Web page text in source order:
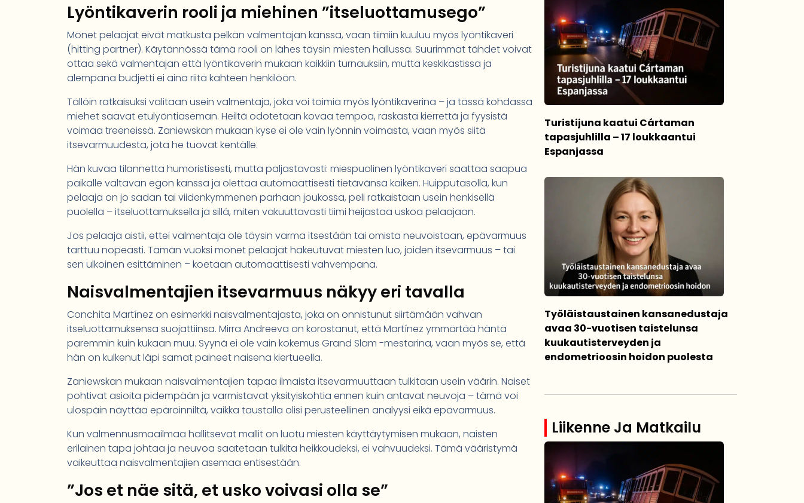
Lyöntikaverin rooli ja miehinen ”itseluottamusego”
Monet pelaajat eivät matkusta pelkän valmentajan kanssa, vaan tiimiin kuuluu myös lyöntikaveri
(hitting partner). Käytännössä tämä rooli on lähes täysin miesten hallussa. Suurimmat tähdet voivat
ottaa sekä valmentajan että lyöntikaverin mukaan kaikkiin turnauksiin, mutta keskikastissa ja
alempana budjetti ei aina riitä kahteen henkilöön.
Tällöin ratkaisuksi valitaan usein valmentaja, joka voi toimia myös lyöntikaverina – ja tässä kohdassa
miehet saavat etulyöntiaseman. Heiltä odotetaan kovaa tempoa, raskasta kierrettä ja fyysistä
voimaa treeneissä. Zaniewskan mukaan kyse ei ole vain lyönnin voimasta, vaan myös siitä
itsevarmuudesta, jota he tuovat kentälle.
Hän kuvaa tilannetta humoristisesti, mutta paljastavasti: miespuolinen lyöntikaveri saattaa saapua
paikalle valtavan egon kanssa ja olettaa automaattisesti tietävänsä kaiken. Huipputasolla, kun
pelaaja on jo sadan tai viidenkymmenen parhaan joukossa, peli ratkaistaan usein henkisellä
puolella – itseluottamuksella ja sillä, miten vakuuttavasti tiimi heijastaa uskoa pelaajaan.
Jos pelaaja aistii, ettei valmentaja ole täysin varma itsestään tai omista neuvoistaan, epävarmuus
tarttuu nopeasti. Tämän vuoksi monet pelaajat hakeutuvat miesten luo, joiden itsevarmuus – tai
sen ulkoinen esittäminen – koetaan automaattisesti vahvempana.
Naisvalmentajien itsevarmuus näkyy eri tavalla
Conchita Martínez on esimerkki naisvalmentajasta, joka on onnistunut siirtämään vahvan
itseluottamuksensa suojattiinsa. Mirra Andreeva on korostanut, että Martínez ymmärtää häntä
paremmin kuin kukaan muu. Syynä ei ole vain kokemus Grand Slam -mestarina, vaan myös se, että
hän on kulkenut läpi samat paineet naisena kiertueella.
Zaniewskan mukaan naisvalmentajien tapaa ilmaista itsevarmuuttaan tulkitaan usein väärin. Naiset
pohtivat asioita pidempään ja varmistavat yksityiskohtia ennen kuin antavat neuvoja – tämä voi
ulospäin näyttää epäröinniltä, vaikka taustalla olisi perusteellinen analyysi eikä epävarmuus.
Kun valmennusmaailmaa hallitsevat mallit on luotu miesten käyttäytymisen mukaan, naisten
erilainen tapa johtaa ja neuvoa saatetaan tulkita heikkoudeksi, ei vahvuudeksi. Tämä vääristymä
vaikeuttaa naisvalmentajien asemaa entisestään.
”Jos et näe sitä, et usko voivasi olla se”
Turistijuna kaatui Cártaman
tapasjuhlilla – 17 loukkaantui
Espanjassa
Työläistaustainen kansanedustaja
avaa 30-vuotisen taistelunsa
kuukautisterveyden ja
endometrioosin hoidon puolesta
Liikenne Ja Matkailu